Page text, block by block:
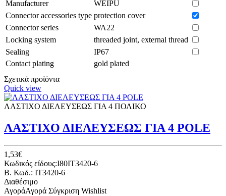
Manufacturer
WEIPU
Connector accessories type protection cover
Connector series
WA22
Locking system
threaded joint, external thread
Sealing
IP67
Contact plating
gold plated
Σχετικά προϊόντα
Quick view
ΛΑΣΤΙΧΟ ΔΙΕΛΕΥΣΕΩΣ ΓΙΑ 4 ΠΟΛΙΚΟ
ΛΑΣΤΙΧΟ ΔΙΕΛΕΥΣΕΩΣ ΓΙΑ 4 POLE
1,53€
Κωδικός είδους:I80IT3420-6
B. Κωδ.: IT3420-6
Διαθέσιμο
ΑγοράΑγορά Σύγκριση Wishlist